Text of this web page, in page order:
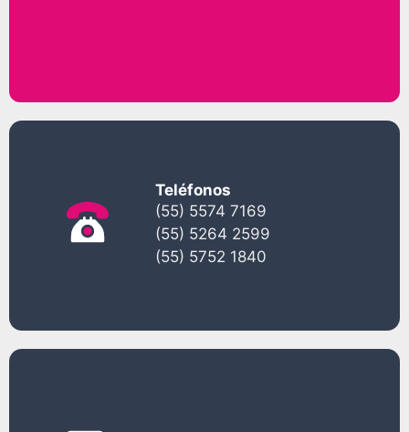
Teléfonos
(55) 5574 7169
(55) 5264 2599
(55) 5752 1840